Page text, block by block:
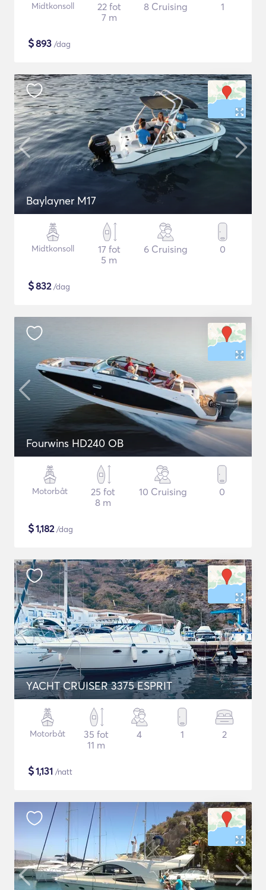
Midtkonsoll
22 fot
7 m
8 Cruising 1
$893 /dag
Baylayner M17
Midtkonsoll
17 fot
5 m
6 Cruising 0
$832/dag
Fourwins HD240 OB
Motorbåt
25 fot
8 m
10 Cruising 0
$1,182/dag
YACHT CRUISER 3375 ESPRIT
Motorbåt
35 fot
11 m
4 1 2
$1,131 /natt